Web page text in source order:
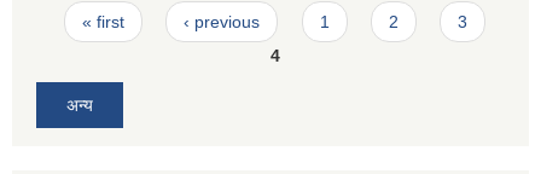
Pages
« first ‹ previous 1 2
3
4
अन्य